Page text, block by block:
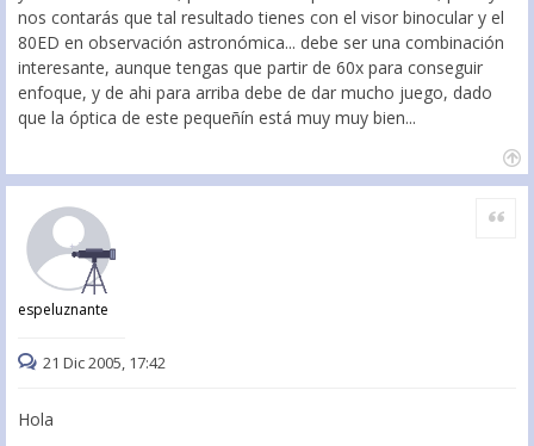
nos contarás que tal resultado tienes con el visor binocular y el
80ED en observación astronómica... debe ser una combinación
interesante, aunque tengas que partir de 60x para conseguir
enfoque, y de ahi para arriba debe de dar mucho juego, dado
que la óptica de este pequeñín está muy muy bien...
espeluznante
Citar
21 Dic 2005, 17:42
Hola